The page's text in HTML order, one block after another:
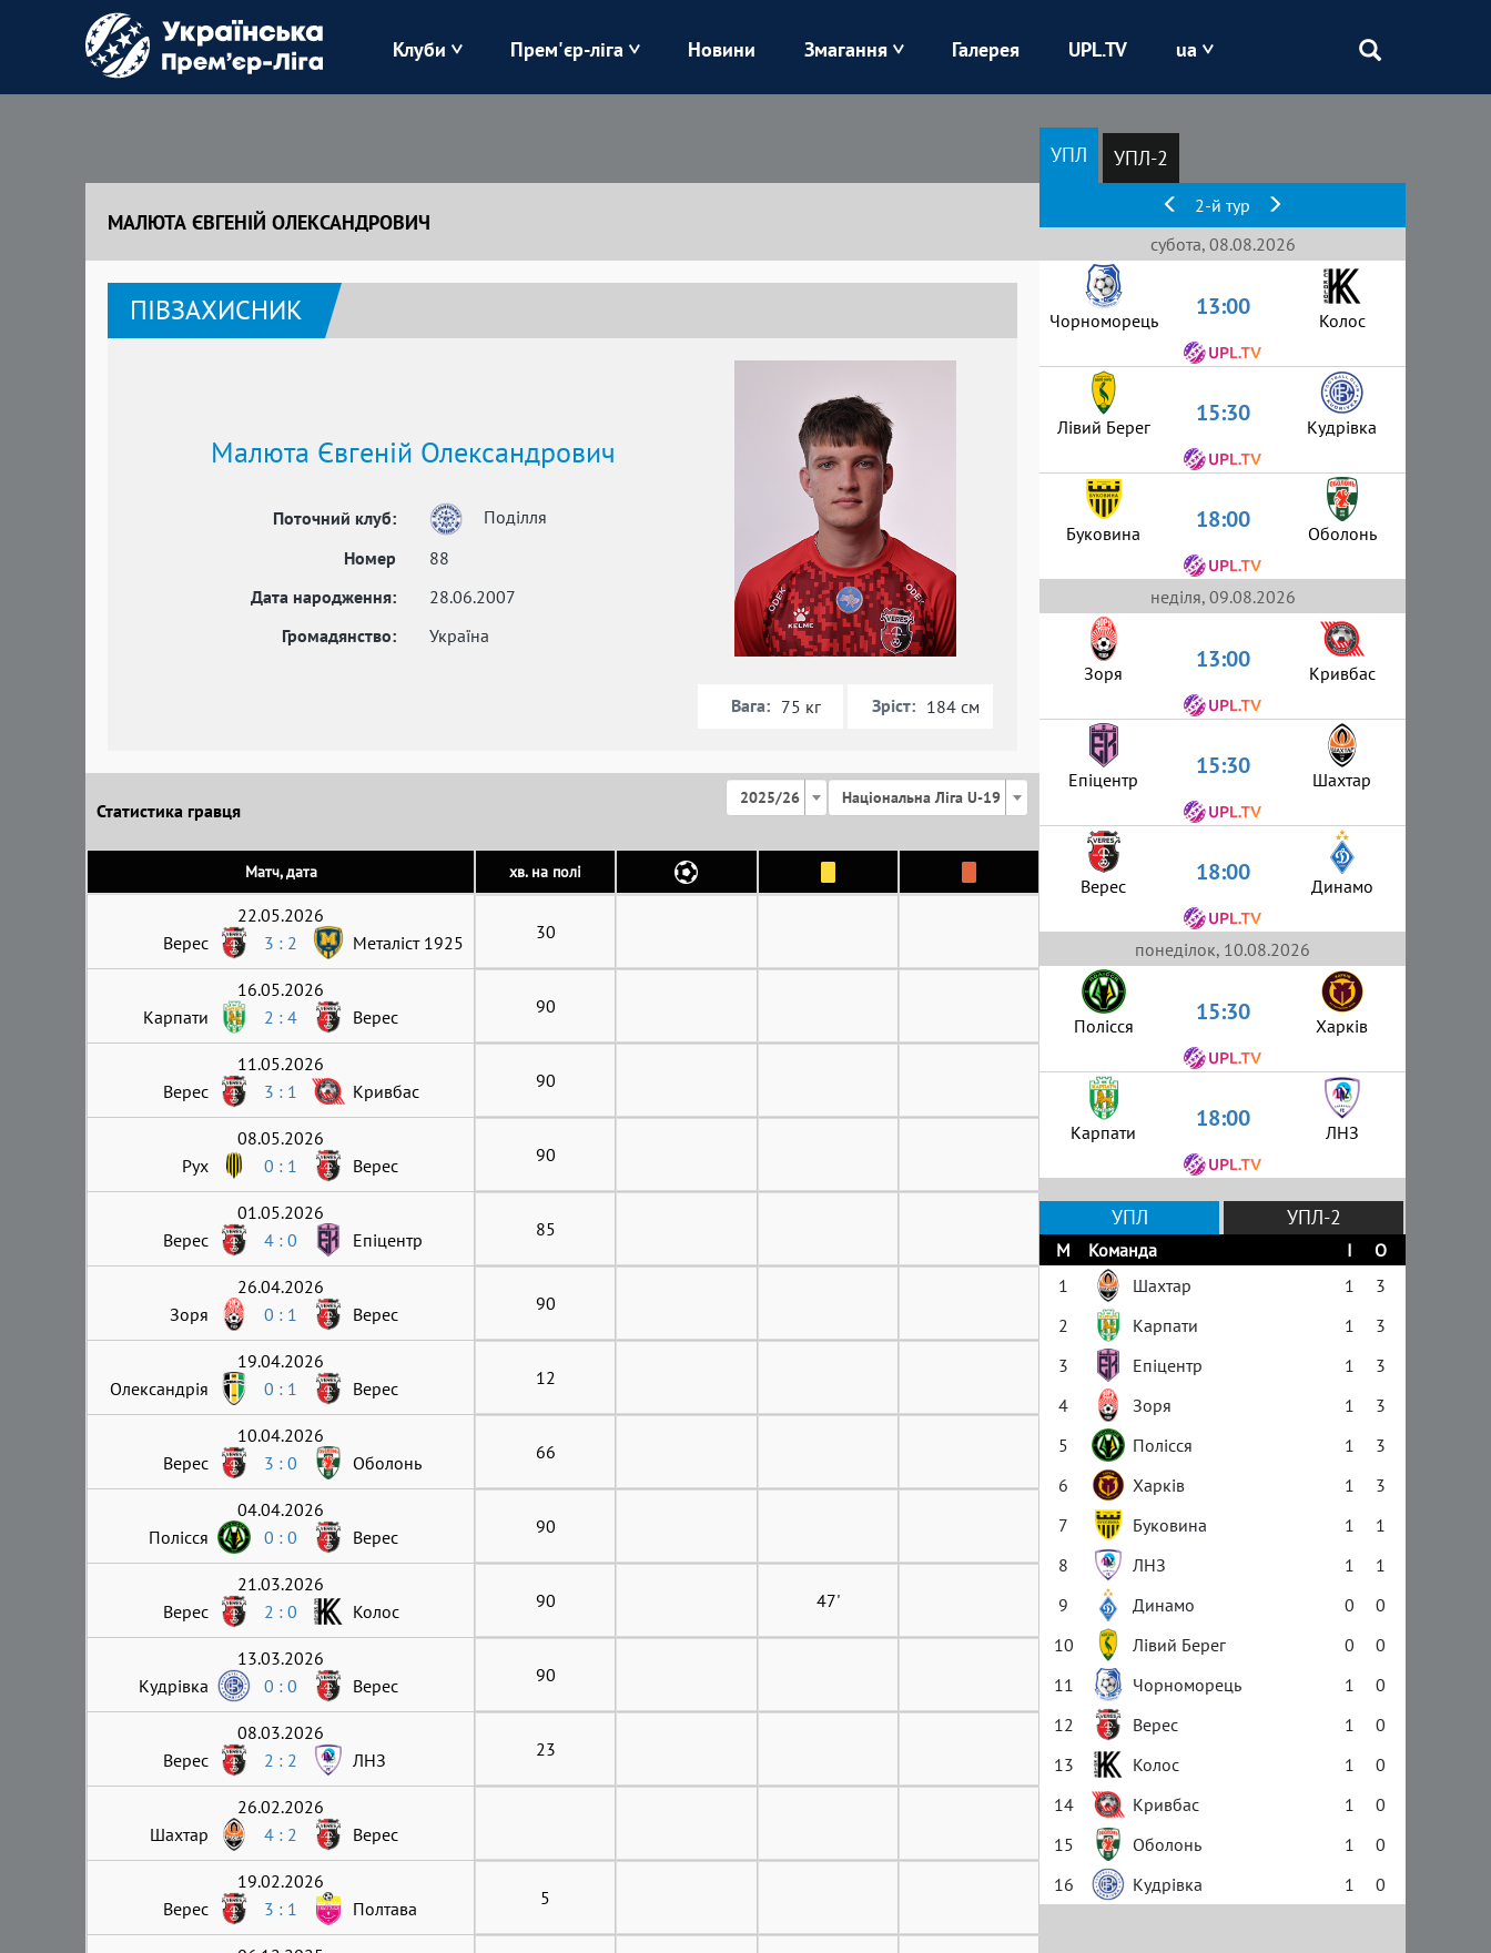
Клуби
Зоря Карпати Колос Кривбас
Оболонь
Полісся
Прем'єр-ліга Новини Змагання Галерея UPL.TV ua
МАЛЮТА ЄВГЕНІЙ ОЛЕКСАНДРОВИЧ
ПІВЗАХИСНИК
Малюта Євгеній Олександрович
Поточний клуб:
Поділля
Номер
88
Дата народження:
28.06.2007
Громадянство:
Україна
Вага: 75 кг Зріст: 184 см
Статистика гравця
2025/26 Національна Ліга U-19
Матч, дата хв. на полі
22.05.2026
Верес
3 : 2 Металіст 1925 30
16.05.2026
Карпати
2 : 4 Верес 90
11.05.2026
Верес
3 : 1 Кривбас 90
08.05.2026
Рух
0 : 1 Верес 90
01.05.2026
Верес
4 : 0 Епіцентр 85
26.04.2026
Зоря
0 : 1 Верес 90
19.04.2026
Олександрія
0 : 1 Верес 12
10.04.2026
Верес
3 : 0 Оболонь 66
04.04.2026
Полісся
0 : 0 Верес 90
21.03.2026
Верес
2 : 0 Колос 90 47'
13.03.2026
Кудрівка
0 : 0 Верес 90
08.03.2026
Верес
2 : 2 ЛНЗ 23
26.02.2026
Шахтар
4 : 2 Верес
19.02.2026
Верес
3 : 1 Полтава 5
УПЛ УПЛ-2
2-й тур
субота, 08.08.2026
Чорноморець 13:00 Колос
Лівий Берег 15:30 Кудрівка
Буковина 18:00 Оболонь
неділя, 09.08.2026
Зоря 13:00 Кривбас
Епіцентр 15:30 Шахтар
Верес 18:00 Динамо
понеділок, 10.08.2026
Полісся 15:30 Харків
Карпати 18:00 ЛНЗ
УПЛ УПЛ-2
М Команда І
О
1
Шахтар 1
3
2
Карпати 1
3
3
Епіцентр 1
3
4
Зоря 1
3
5
Полісся 1
3
6
Харків 1
3
7
Буковина 1
1
8
ЛНЗ 1
1
9
Динамо 0
0
10
Лівий Берег 0
0
11
Чорноморець 1
0
12
Верес 1
0
13
Колос 1
0
14
Кривбас 1
0
15
Оболонь 1
0
16
Кудрівка 1 0